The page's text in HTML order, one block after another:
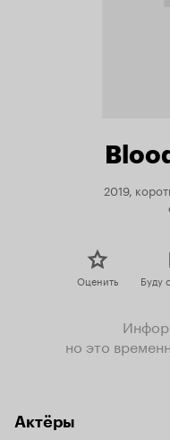
2019,
Оценить Буду
но это
Актёры